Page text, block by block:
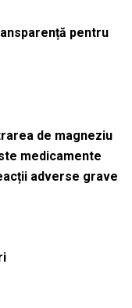
pentru
de magneziu
medicamente
adverse grave